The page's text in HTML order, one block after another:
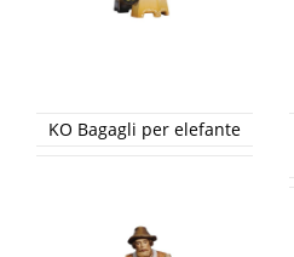
KO Bagagli per elefante